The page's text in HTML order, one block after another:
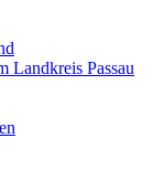
Landkreis Passau